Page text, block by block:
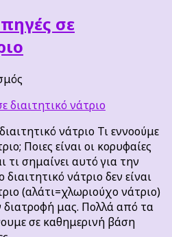
σε
5
κορυφαίες
πηγές
σε
διαιτητικό
νάτριο
νάτριο Τι εννοούμε
Ποιες είναι οι κορυφαίες
σημαίνει αυτό για την
νάτριο δεν είναι
(αλάτι=χλωριούχο νάτριο)
μας. Πολλά από τα
σε καθημερινή βάση